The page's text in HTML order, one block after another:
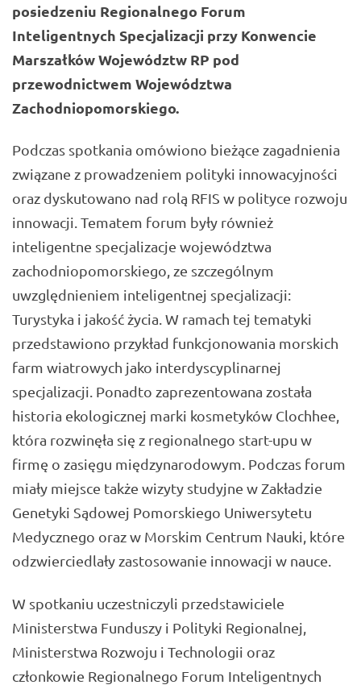
posiedzeniu Regionalnego Forum
Inteligentnych Specjalizacji przy Konwencie
Marszałków Województw RP pod
przewodnictwem Województwa
Zachodniopomorskiego.
Podczas spotkania omówiono bieżące zagadnienia
związane z prowadzeniem polityki innowacyjności
oraz dyskutowano nad rolą RFIS w polityce rozwoju
innowacji. Tematem forum były również
inteligentne specjalizacje województwa
zachodniopomorskiego, ze szczególnym
uwzględnieniem inteligentnej specjalizacji:
Turystyka i jakość życia. W ramach tej tematyki
przedstawiono przykład funkcjonowania morskich
farm wiatrowych jako interdyscyplinarnej
specjalizacji. Ponadto zaprezentowana została
historia ekologicznej marki kosmetyków Clochhee,
która rozwinęła się z regionalnego start-upu w
firmę o zasięgu międzynarodowym. Podczas forum
miały miejsce także wizyty studyjne w Zakładzie
Genetyki Sądowej Pomorskiego Uniwersytetu
Medycznego oraz w Morskim Centrum Nauki, które
odzwierciedlały zastosowanie innowacji w nauce.
W spotkaniu uczestniczyli przedstawiciele
Ministerstwa Funduszy i Polityki Regionalnej,
Ministerstwa Rozwoju i Technologii oraz
członkowie Regionalnego Forum Inteligentnych